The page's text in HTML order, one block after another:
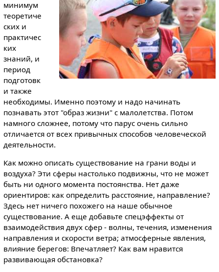
минимум
теоретиче
ских и
практичес
ких
знаний, и
период
подготовк
и также
необходимы. Именно поэтому и надо начинать
познавать этот "образ жизни" с малолетства. Потом
намного сложнее, потому что парус очень сильно
отличается от всех привычных способов человеческой
деятельности.
Как можно описать существование на грани воды и
воздуха? Эти сферы настолько подвижны, что не может
быть ни одного момента постоянства. Нет даже
ориентиров: как определить расстояние, направление?
Здесь нет ничего похожего на наше обычное
существование. А еще добавьте спецэффекты от
взаимодействия двух сфер - волны, течения, изменения
направления и скорости ветра; атмосферные явления,
влияние берегов: Впечатляет? Как вам нравится
развивающая обстановка?